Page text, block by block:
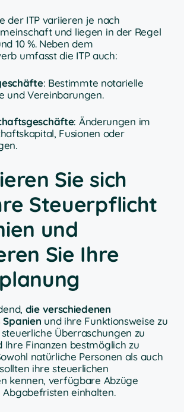
der ITP variieren je nach
und liegen in der Regel
10 %. Neben dem
umfasst die ITP auch:
: Bestimmte notarielle
und Vereinbarungen.
: Änderungen im
Fusionen oder
Sie sich
Steuerpflicht
und
Sie Ihre
die verschiedenen
und ihre Funktionsweise zu
Überraschungen zu
Ihre Finanzen bestmöglich zu
natürliche Personen als auch
ihre steuerlichen
kennen, verfügbare Abzüge
Abgabefristen einhalten.